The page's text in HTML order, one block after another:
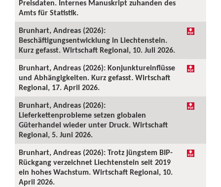
Preisdaten. Internes Manuskript zuhanden des
Amts für Statistik.
Brunhart, Andreas (2026):
Beschäftigungsentwicklung in Liechtenstein.
Kurz gefasst. Wirtschaft Regional, 10. Juli 2026.
Brunhart, Andreas (2026): Konjunktureinflüsse
und Abhängigkeiten. Kurz gefasst. Wirtschaft
Regional, 17. April 2026.
Brunhart, Andreas (2026):
Lieferkettenprobleme setzen globalen
Güterhandel wieder unter Druck. Wirtschaft
Regional, 5. Juni 2026.
Brunhart, Andreas (2026): Trotz jüngstem BIP-
Rückgang verzeichnet Liechtenstein seit 2019
ein hohes Wachstum. Wirtschaft Regional, 10.
April 2026.